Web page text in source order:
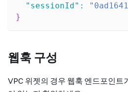
"sessionId" :
}
웹훅 구성
VPC 위젯의 경우 웹훅 엔드포인트